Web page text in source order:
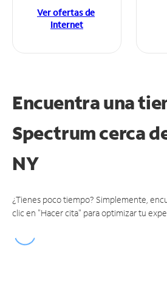
Ver ofertas de
Internet
Encuentra una
Spectrumcerca
NY
¿Tienes poco tiempo? Simplemente,
clic en "Hacer cita" para optimizar tu